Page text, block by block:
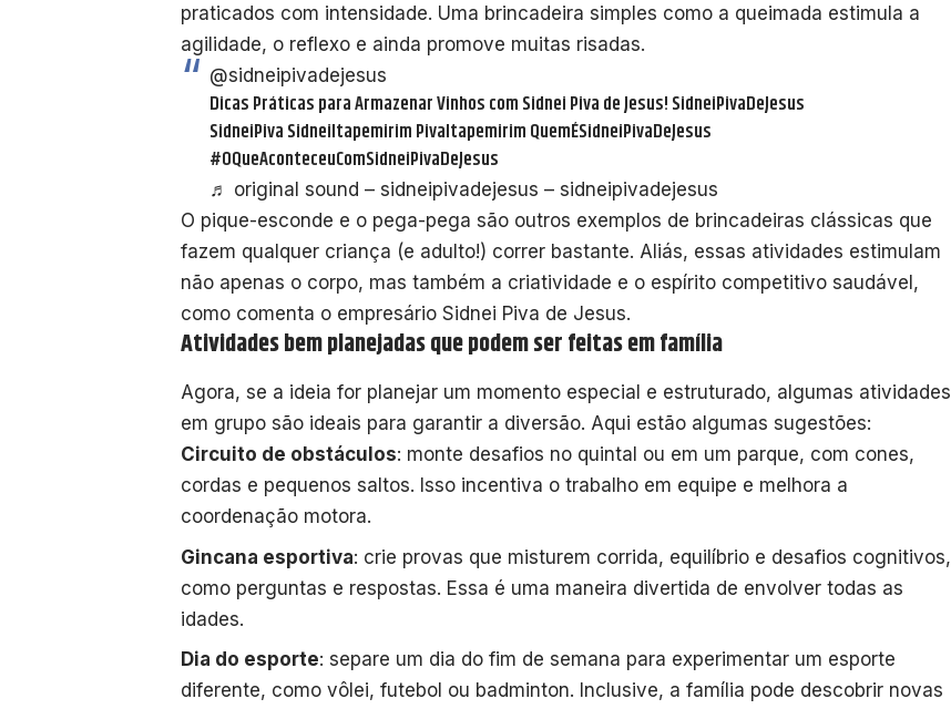
praticados com intensidade. Uma brincadeira simples como a queimada estimula a
agilidade, o reflexo e ainda promove muitas risadas.
@sidneipivadejesus
Dicas Práticas para Armazenar Vinhos com Sidnei Piva de Jesus! SidneiPivaDeJesus
SidneiPiva SidneiItapemirim PivaItapemirim QuemÉSidneiPivaDeJesus
#OQueAconteceuComSidneiPivaDeJesus
♬ original sound – sidneipivadejesus – sidneipivadejesus
O pique-esconde e o pega-pega são outros exemplos de brincadeiras clássicas que
fazem qualquer criança (e adulto!) correr bastante. Aliás, essas atividades estimulam
não apenas o corpo, mas também a criatividade e o espírito competitivo saudável,
como comenta o empresário Sidnei Piva de Jesus.
Atividades bem planejadas que podem ser feitas em família
Agora, se a ideia for planejar um momento especial e estruturado, algumas atividades
em grupo são ideais para garantir a diversão. Aqui estão algumas sugestões:
Circuito de obstáculos: monte desafios no quintal ou em um parque, com cones,
cordas e pequenos saltos. Isso incentiva o trabalho em equipe e melhora a
coordenação motora.
Gincana esportiva: crie provas que misturem corrida, equilíbrio e desafios cognitivos,
como perguntas e respostas. Essa é uma maneira divertida de envolver todas as
idades.
Dia do esporte: separe um dia do fim de semana para experimentar um esporte
diferente, como vôlei, futebol ou badminton. Inclusive, a família pode descobrir novas